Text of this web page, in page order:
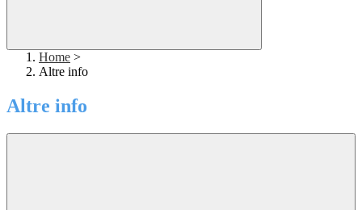
Home >
Altre info
Altre info